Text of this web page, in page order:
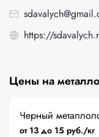
https://
Цены на
Черный
от 13 до 15 руб./кг